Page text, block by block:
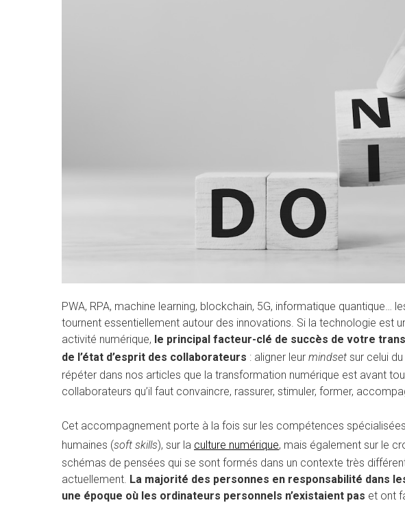
PWA, RPA, machine learning, blockchain, 5G, informatique quantique…
tournent essentiellement autour des innovations. Si la technologie est
activité numérique, le principal facteur-clé de succès de votre
de l’état d’esprit des collaborateurs : aligner leur mindset sur celui
répéter dans nos articles que la transformation numérique est avant
collaborateurs qu’il faut convaincre, rassurer, stimuler, former,
Cet accompagnement porte à la fois sur les compétences
humaines (soft skills), sur la culture numérique, mais également sur le
schémas de pensées qui se sont formés dans un contexte très
actuellement. La majorité des personnes en responsabilité dans
une époque où les ordinateurs personnels n’existaient pas et ont